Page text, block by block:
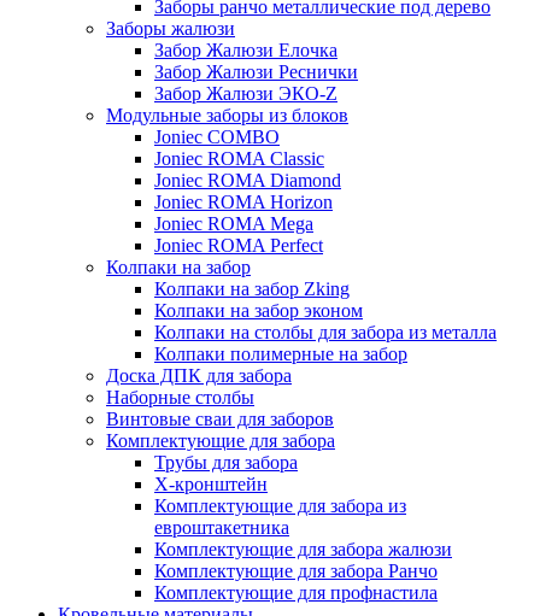
Заборы ранчо металлические под дерево
Заборы жалюзи
Забор Жалюзи Елочка
Забор Жалюзи Реснички
Забор Жалюзи ЭКО-Z
Модульные заборы из блоков
Joniec COMBO
Joniec ROMA Classic
Joniec ROMA Diamond
Joniec ROMA Horizon
Joniec ROMA Mega
Joniec ROMA Perfect
Колпаки на забор
Колпаки на забор Zking
Колпаки на забор эконом
Колпаки на столбы для забора из металла
Колпаки полимерные на забор
Доска ДПК для забора
Наборные столбы
Винтовые сваи для заборов
Комплектующие для забора
Трубы для забора
Х-кронштейн
Комплектующие для забора из
евроштакетника
Комплектующие для забора жалюзи
Комплектующие для забора Ранчо
Комплектующие для профнастила